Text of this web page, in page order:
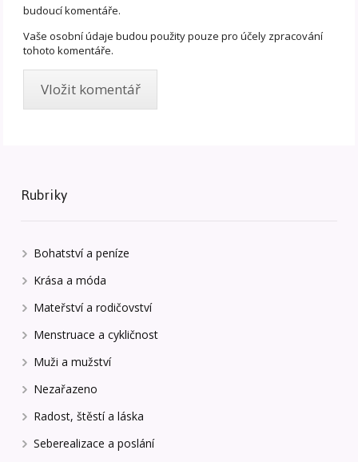
budoucí komentáře.
Vaše osobní údaje budou použity pouze pro účely zpracování
tohoto komentáře.
Rubriky
Bohatství a peníze
Krása a móda
Mateřství a rodičovství
Menstruace a cykličnost
Muži a mužství
Nezařazeno
Radost, štěstí a láska
Seberealizace a poslání